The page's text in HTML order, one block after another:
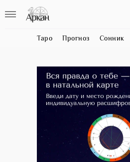
Таро Прогноз Сонник